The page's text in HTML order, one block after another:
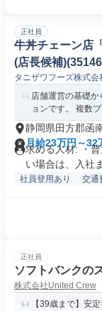
正社員
牛丼チェーン店
(店長候補
タニザワフーズ株式会
店舗運営の基礎
ョンです。 複数
静岡県田方郡函
月給23万円～32
求める人材: ・
い場合は、入社
社員登用あり 交通
正社員
ソフトバンクの
株式会社United Crew
【39歳まで】安